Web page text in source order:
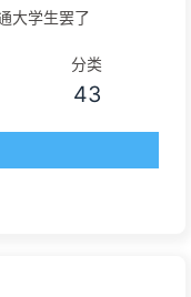
大学生罢了
分类
43